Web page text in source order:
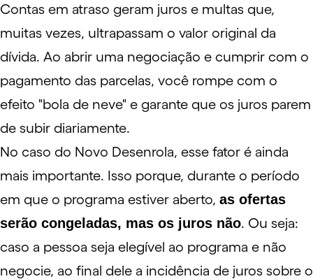
Contas em atraso geram juros e multas que,
muitas vezes, ultrapassam o valor original da
dívida. Ao abrir uma negociação e cumprir com o
pagamento das parcelas, você rompe com o
efeito "bola de neve" e garante que os juros parem
de subir diariamente.
No caso do Novo Desenrola, esse fator é ainda
mais importante. Isso porque, durante o período
em que o programa estiver aberto, as ofertas
serão congeladas, mas os juros não. Ou seja:
caso a pessoa seja elegível ao programa e não
negocie, ao final dele a incidência de juros sobre o